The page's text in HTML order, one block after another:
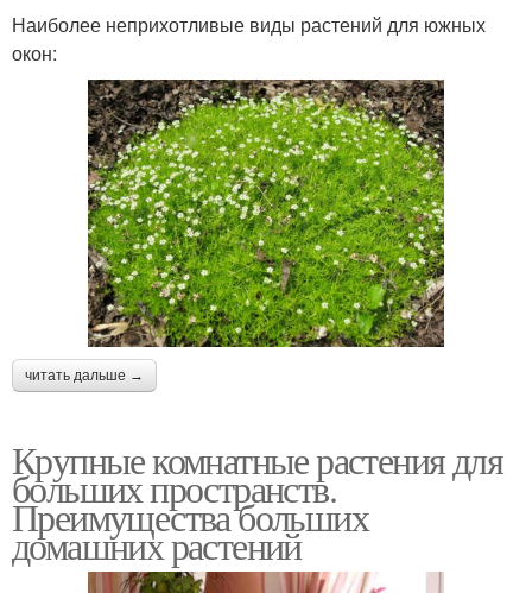
Наиболее неприхотливые виды растений для южных
окон:
читать дальше →
Крупные комнатные растения для
больших пространств.
Преимущества больших
домашних растений